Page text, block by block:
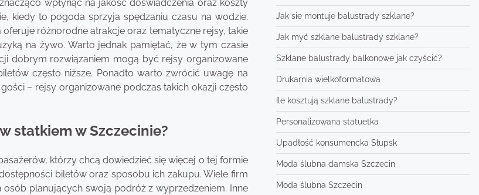
wpłynąć na jakość doświadczenia oraz koszty
kiedy to pogoda sprzyja spędzaniu czasu na wodzie.
różnorodne atrakcje oraz tematyczne rejsy, takie
na żywo. Warto jednak pamiętać, że w tym czasie
dobrym rozwiązaniem mogą być rejsy organizowane
często niższe. Ponadto warto zwrócić uwagę na
– rejsy organizowane podczas takich okazji często
statkiem w Szczecinie?
którzy chcą dowiedzieć się więcej o tej formie
biletów oraz sposobu ich zakupu. Wiele firm
planujących swoją podróż z wyprzedzeniem. Inne
Jak sie montuje balustrady szklane?
Jak myć szklane balustrady szklane?
Szklane balustrady balkonowe jak czyścić?
Drukarnia wielkoformatowa
Ile kosztują szklane balustrady?
Personalizowana statuetka
Upadłość konsumencka Słupsk
Moda ślubna damska Szczecin
Moda ślubna Szczecin